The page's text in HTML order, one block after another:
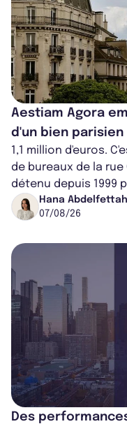
Aestiam Agora
d'un bien parisien
1,1 million d'euros.
de bureaux de la rue
détenu depuis 1999
cédé avec une plus-
Hana Abdelfettah
07/08/26
Des